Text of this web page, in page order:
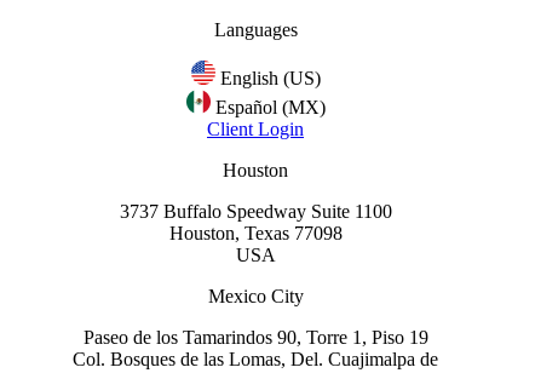
Languages
English (US)
Español (MX)
Client Login
Houston
3737 Buffalo Speedway Suite 1100
Houston, Texas 77098
USA
Mexico City
Paseo de los Tamarindos 90, Torre 1, Piso 19
Col. Bosques de las Lomas, Del. Cuajimalpa de